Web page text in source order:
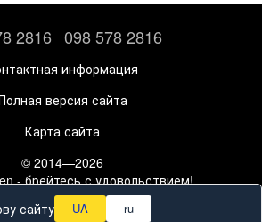
2816 098 578 2816
информация
версия сайта
Карта сайта
© 2014—2026
- брейтесь с удовольствием!
Рус Укр
сайту UA ru